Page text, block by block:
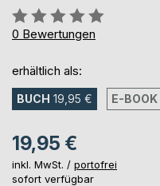
Bewertung::
0%
0 Bewertungen
erhältlich als:
BUCH 19,95 € E-BOOK
19,95 €
inkl. MwSt. / portofrei
sofort verfügbar